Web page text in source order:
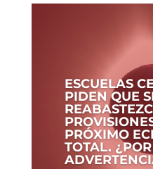
ESCUELAS
PIDEN QUE
PRÓXIMO
TOTAL.